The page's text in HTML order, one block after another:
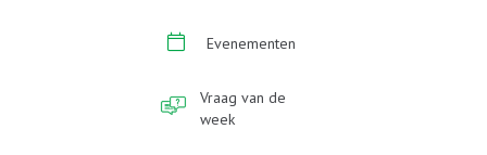
Evenementen
Vraag van de
week